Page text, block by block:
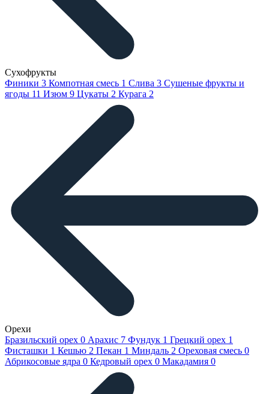
Сухофрукты
Финики 3 Компотная смесь 1 Слива 3 Сушеные фрукты и
ягоды 11 Изюм 9 Цукаты 2 Курага 2
Орехи
Бразильский орех 0 Арахис 7 Фундук 1 Грецкий орех 1
Фисташки 1 Кешью 2 Пекан 1 Миндаль 2 Ореховая смесь 0
Абрикосовые ядра 0 Кедровый орех 0 Макадамия 0